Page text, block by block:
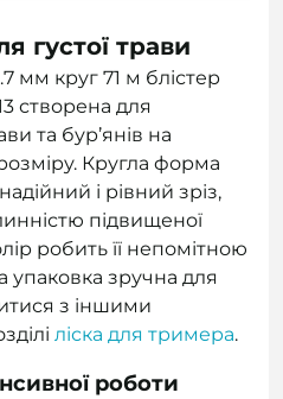
густої трави
мм круг 71 м блістер
створена для
та бур’янів на
Кругла форма
і рівний зріз,
підвищеної
робить її непомітною
упаковка зручна для
з іншими
ліска для тримера.
роботи